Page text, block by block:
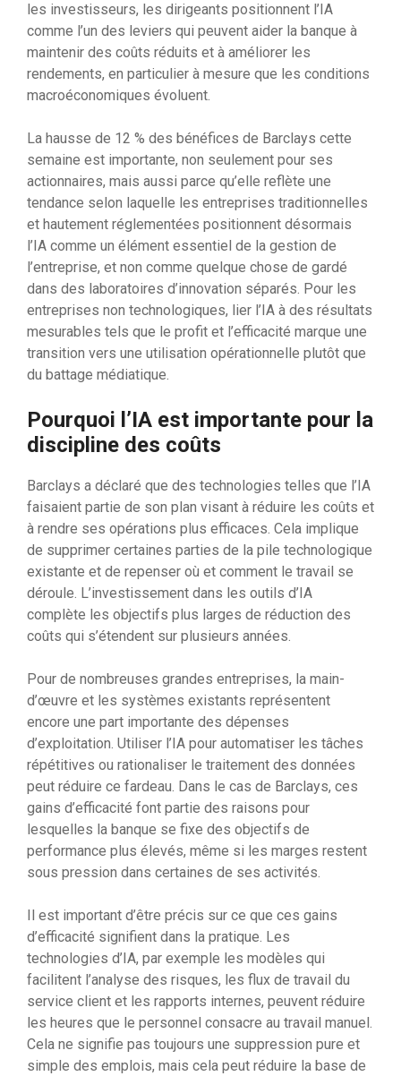
les investisseurs, les dirigeants positionnent l’IA
comme l’un des leviers qui peuvent aider la banque à
maintenir des coûts réduits et à améliorer les
rendements, en particulier à mesure que les conditions
macroéconomiques évoluent.
La hausse de 12 % des bénéfices de Barclays cette
semaine est importante, non seulement pour ses
actionnaires, mais aussi parce qu’elle reflète une
tendance selon laquelle les entreprises traditionnelles
et hautement réglementées positionnent désormais
l’IA comme un élément essentiel de la gestion de
l’entreprise, et non comme quelque chose de gardé
dans des laboratoires d’innovation séparés. Pour les
entreprises non technologiques, lier l’IA à des résultats
mesurables tels que le profit et l’efficacité marque une
transition vers une utilisation opérationnelle plutôt que
du battage médiatique.
Pourquoi l’IA est importante pour la
discipline des coûts
Barclays a déclaré que des technologies telles que l’IA
faisaient partie de son plan visant à réduire les coûts et
à rendre ses opérations plus efficaces. Cela implique
de supprimer certaines parties de la pile technologique
existante et de repenser où et comment le travail se
déroule. L’investissement dans les outils d’IA
complète les objectifs plus larges de réduction des
coûts qui s’étendent sur plusieurs années.
Pour de nombreuses grandes entreprises, la main-
d’œuvre et les systèmes existants représentent
encore une part importante des dépenses
d’exploitation. Utiliser l’IA pour automatiser les tâches
répétitives ou rationaliser le traitement des données
peut réduire ce fardeau. Dans le cas de Barclays, ces
gains d’efficacité font partie des raisons pour
lesquelles la banque se fixe des objectifs de
performance plus élevés, même si les marges restent
sous pression dans certaines de ses activités.
Il est important d’être précis sur ce que ces gains
d’efficacité signifient dans la pratique. Les
technologies d’IA, par exemple les modèles qui
facilitent l’analyse des risques, les flux de travail du
service client et les rapports internes, peuvent réduire
les heures que le personnel consacre au travail manuel.
Cela ne signifie pas toujours une suppression pure et
simple des emplois, mais cela peut réduire la base de